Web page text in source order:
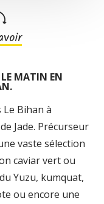
LE MATIN EN
Le Bihan à
Jade. Précurseur
vaste sélection
caviar vert ou
Yuzu, kumquat,
ou encore une